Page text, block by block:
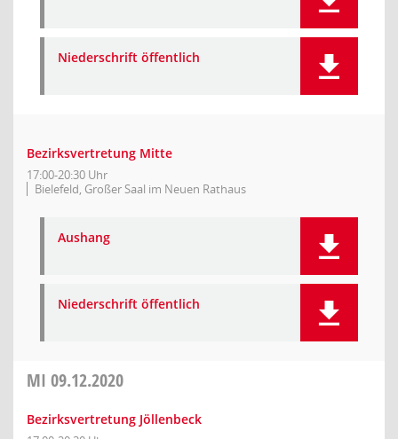
Niederschrift öffentlich
Bezirksvertretung Mitte
17:00-20:30 Uhr
Bielefeld, Großer Saal im Neuen Rathaus
Aushang
Niederschrift öffentlich
MI 09.12.2020
Bezirksvertretung Jöllenbeck